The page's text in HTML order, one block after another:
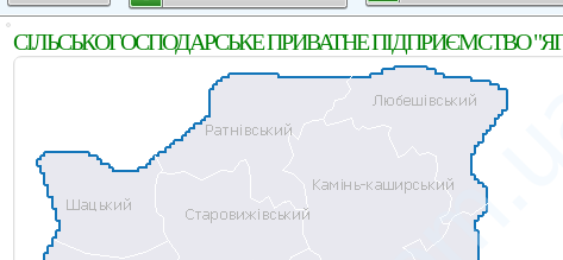
СIЛЬСЬКОГОСПОДАРСЬКЕ ПРИВАТНЕ ПIДПРИЄМСТВО